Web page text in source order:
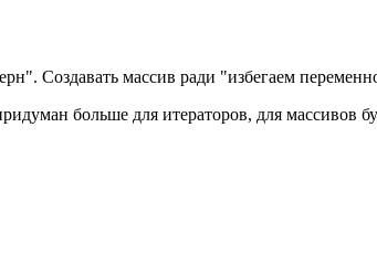
Создавать массив ради "избегаем
больше для итераторов, для массивов